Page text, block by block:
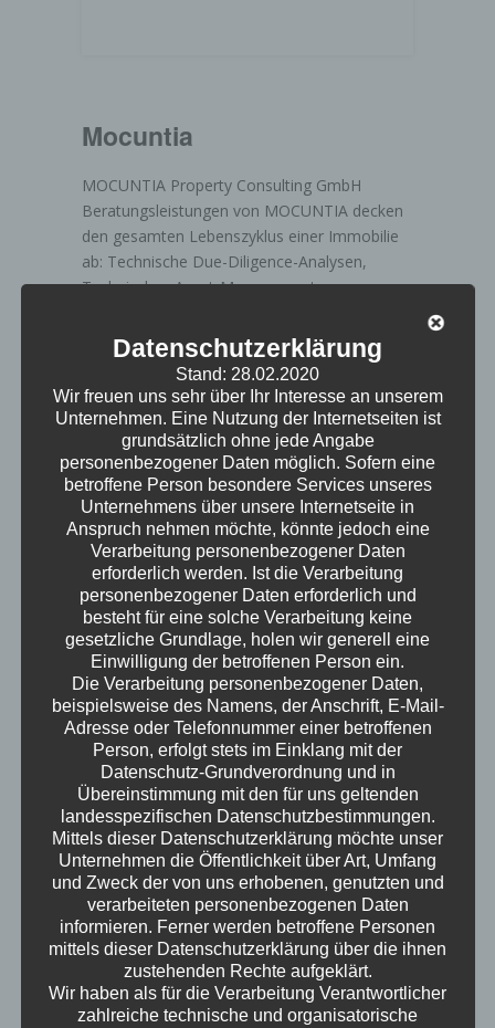
Mocuntia
MOCUNTIA Property Consulting GmbH
Beratungsleistungen von MOCUNTIA decken
den gesamten Lebenszyklus einer Immobilie
ab: Technische Due-Diligence-Analysen,
Technisches Asset-Management,
sind besonders stolz auf unsere erfolgreiche
und langjährige Geschäftsbeziehung mit
Bernd Rosoly von der Mocuntia GmbH.
Folgende mr.secure Lösungen sind im Einsatz
mr.secure Managed Exchange - Profi-
Postfächer mr.secure Drive für alle Mitarbeiter
mr.secure Hosting & Domain mr.secure
Spam-Protection mr.secure Virenschutz
Lieferung von Hard- und Software (PCs,
Laptops, Smartphones, Zubehör) Installation
und Einrichtung von Druckern und
Multifunktionsgeräten
Elektroinstallationsarbeiten und
Netzwerkservice Router-Konfiguration und
Telefonie VPN-Einwahl für Zugriff auf Daten
auch von unterwegs Div. PC-Lösungen,
technischer Support und Beratung
Show More
Project Details
Mocuntia
Date 10 Fr. 2015
Datenschutzerklärung
Stand: 28.02.2020
Wir freuen uns sehr über Ihr Interesse an unserem
Unternehmen. Eine Nutzung der Internetseiten ist
grundsätzlich ohne jede Angabe
personenbezogener Daten möglich. Sofern eine
betroffene Person besondere Services unseres
Unternehmens über unsere Internetseite in
Anspruch nehmen möchte, könnte jedoch eine
Verarbeitung personenbezogener Daten
erforderlich werden. Ist die Verarbeitung
personenbezogener Daten erforderlich und
besteht für eine solche Verarbeitung keine
gesetzliche Grundlage, holen wir generell eine
Einwilligung der betroffenen Person ein.
Die Verarbeitung personenbezogener Daten,
beispielsweise des Namens, der Anschrift, E-Mail-
Adresse oder Telefonnummer einer betroffenen
Person, erfolgt stets im Einklang mit der
Datenschutz-Grundverordnung und in
Übereinstimmung mit den für uns geltenden
landesspezifischen Datenschutzbestimmungen.
Mittels dieser Datenschutzerklärung möchte unser
Unternehmen die Öffentlichkeit über Art, Umfang
und Zweck der von uns erhobenen, genutzten und
verarbeiteten personenbezogenen Daten
informieren. Ferner werden betroffene Personen
mittels dieser Datenschutzerklärung über die ihnen
zustehenden Rechte aufgeklärt.
Wir haben als für die Verarbeitung Verantwortlicher
zahlreiche technische und organisatorische